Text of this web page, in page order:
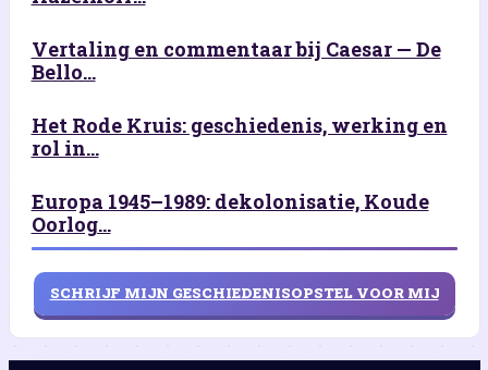
Vertaling en commentaar bij Caesar — De
Bello...
Het Rode Kruis: geschiedenis, werking en
rol in...
Europa 1945–1989: dekolonisatie, Koude
Oorlog...
SCHRIJF MIJN GESCHIEDENISOPSTEL VOOR MIJ